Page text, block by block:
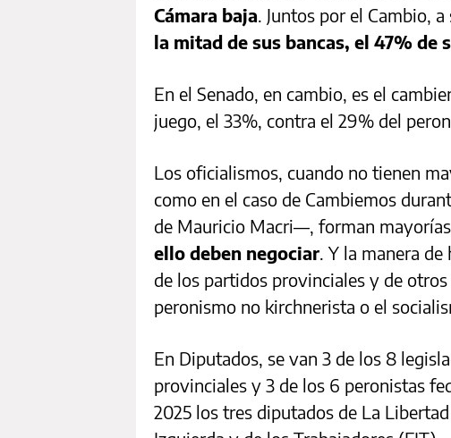
Cámara baja. Juntos por el Cambio, a
la mitad de sus bancas, el 47% de
En el Senado, en cambio, es el
juego, el 33%, contra el 29% del
Los oficialismos, cuando no tienen
como en el caso de Cambiemos
de Mauricio Macri—, forman
ello deben negociar. Y la manera
de los partidos provinciales y de
peronismo no kirchnerista o el
En Diputados, se van 3 de los 8
provinciales y 3 de los 6 peronistas
2025 los tres diputados de La